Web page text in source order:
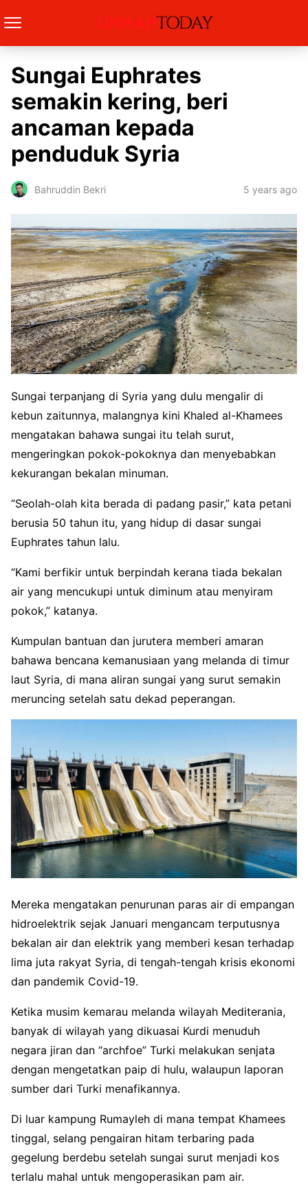
Sungai Euphrates
semakin kering, beri
ancaman kepada
penduduk Syria
Bahruddin Bekri 5 years ago
Sungai terpanjang di Syria yang dulu mengalir di
kebun zaitunnya, malangnya kini Khaled al-Khamees
mengatakan bahawa sungai itu telah surut,
mengeringkan pokok-pokoknya dan menyebabkan
kekurangan bekalan minuman.
“Seolah-olah kita berada di padang pasir,” kata petani
berusia 50 tahun itu, yang hidup di dasar sungai
Euphrates tahun lalu.
“Kami berfikir untuk berpindah kerana tiada bekalan
air yang mencukupi untuk diminum atau menyiram
pokok,” katanya.
Kumpulan bantuan dan jurutera memberi amaran
bahawa bencana kemanusiaan yang melanda di timur
laut Syria, di mana aliran sungai yang surut semakin
meruncing setelah satu dekad peperangan.
Mereka mengatakan penurunan paras air di empangan
hidroelektrik sejak Januari mengancam terputusnya
bekalan air dan elektrik yang memberi kesan terhadap
lima juta rakyat Syria, di tengah-tengah krisis ekonomi
dan pandemik Covid-19.
Ketika musim kemarau melanda wilayah Mediterania,
banyak di wilayah yang dikuasai Kurdi menuduh
negara jiran dan “archfoe” Turki melakukan senjata
dengan mengetatkan paip di hulu, walaupun laporan
sumber dari Turki menafikannya.
Di luar kampung Rumayleh di mana tempat Khamees
tinggal, selang pengairan hitam terbaring pada
gegelung berdebu setelah sungai surut menjadi kos
terlalu mahal untuk mengoperasikan pam air.